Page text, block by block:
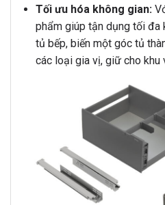
Tối ưu hóa không gian:
phẩm giúp tận dụng tối đa
tủ bếp, biến một góc tủ
các loại gia vị, giữ cho khu